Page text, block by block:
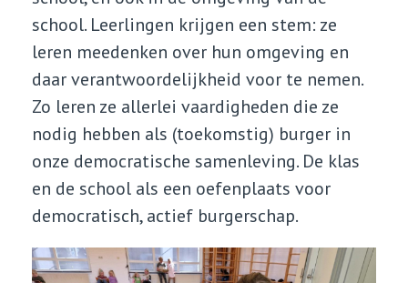
school. Leerlingen krijgen een stem: ze
leren meedenken over hun omgeving en
daar verantwoordelijkheid voor te nemen.
Zo leren ze allerlei vaardigheden die ze
nodig hebben als (toekomstig) burger in
onze democratische samenleving. De klas
en de school als een oefenplaats voor
democratisch, actief burgerschap.